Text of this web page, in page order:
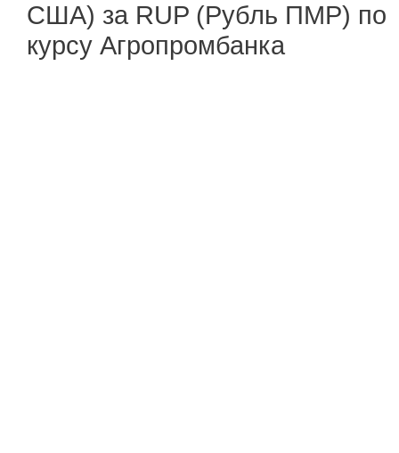
США) за RUP (Рубль ПМР) по
курсу Агропромбанка